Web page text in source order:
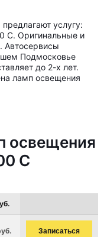
услугу:
C. Оригинальные и
Автосервисы
Подмосковье
до 2-х лет.
ламп освещения
освещения
C
Записаться